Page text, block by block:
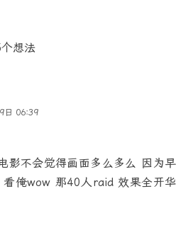
想法
日 06:39
影不会觉得画面多么多么 因为早
俺wow 那40人raid 效果全开华